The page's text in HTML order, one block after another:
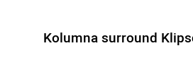
Kolumna surround